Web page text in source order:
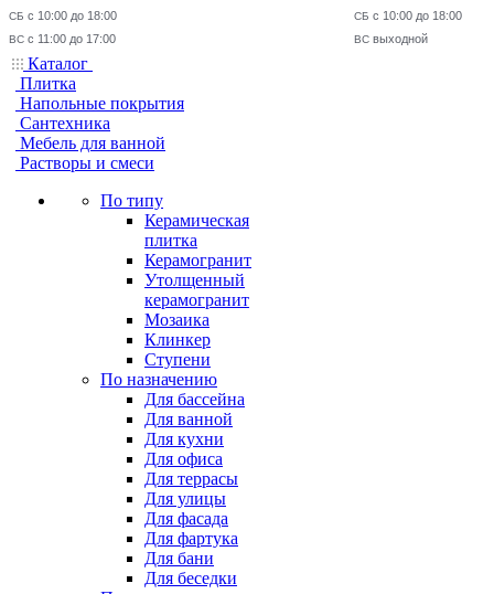
СБ с 10:00 до 18:00
ВС с 11:00 до 17:00
СБ с 10:00 до 18:00
ВС выходной
Каталог
Плитка
Напольные покрытия
Сантехника
Мебель для ванной
Растворы и смеси
По типу
Керамическая
плитка
Керамогранит
Утолщенный
керамогранит
Мозаика
Клинкер
Ступени
По назначению
Для бассейна
Для ванной
Для кухни
Для офиса
Для террасы
Для улицы
Для фасада
Для фартука
Для бани
Для беседки